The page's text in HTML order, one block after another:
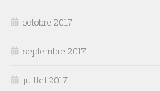
octobre 2017
septembre 2017
juillet 2017